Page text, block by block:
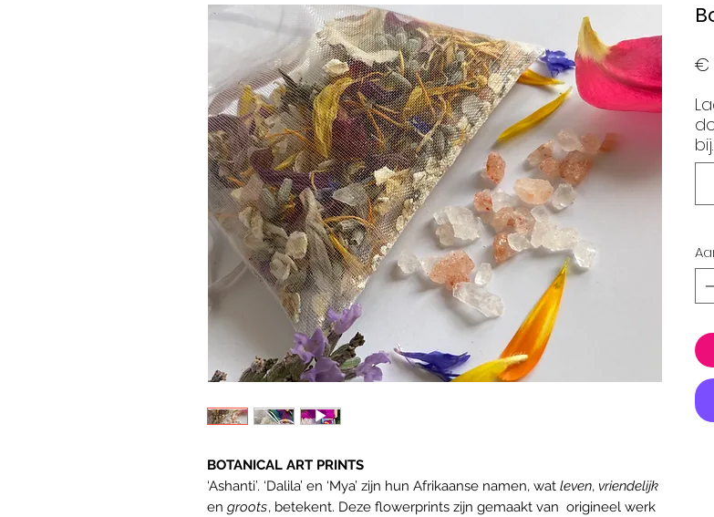
BOTANICAL ART PRINTS
‘Ashanti’. ‘Dalila’ en ‘Mya’ zijn hun Afrikaanse namen, wat leven, vriendelijk
en groots, betekent. Deze flowerprints zijn gemaakt van origineel werk
€